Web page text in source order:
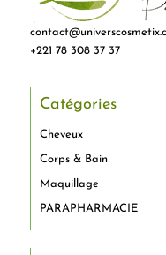
+221 78 308 37 37
Catégories
Cheveux
Corps & Bain
Maquillage
PARAPHARMACIE